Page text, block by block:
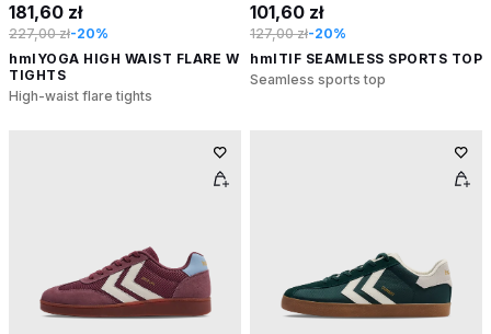
181,60 zł
227,00 zł-20%
hmlYOGA HIGH WAIST FLARE W
TIGHTS
High-waist flare tights
101,60 zł
127,00 zł-20%
hmlTIF SEAMLESS SPORTS TOP
Seamless sports top